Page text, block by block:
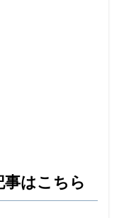
事はこちら